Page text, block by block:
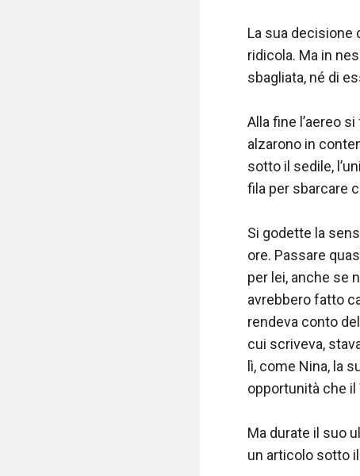
La sua decisione
ridicola. Ma in
sbagliata, né di
Alla fine l’aereo
alzarono in
sotto il sedile,
fila per sbarcare
Si godette la
ore. Passare
per lei, anche se
avrebbero fatto
rendeva conto
cui scriveva,
lì, come Nina, la
opportunità che
Ma durate il suo
un articolo sotto